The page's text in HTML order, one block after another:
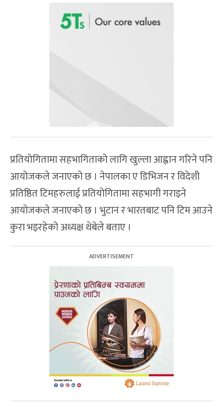
प्रतियोगितामा सहभागिताको लागि खुल्ला आह्वान गरिने पनि
आयोजकले जनाएको छ । नेपालका ए डिभिजन र विदेशी
प्रतिष्ठित टिमहरुलाई प्रतियोगितामा सहभागी गराइने
आयोजकले जनाएको छ । भुटान र भारतबाट पनि टिम आउने
कुरा भइरहेको अध्यक्ष थेबेले बताए ।